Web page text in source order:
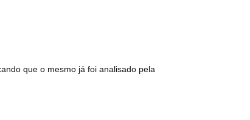
que o mesmo já foi analisado pela